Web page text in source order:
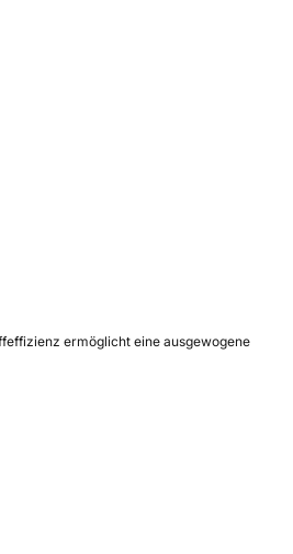
ermöglicht eine ausgewogene